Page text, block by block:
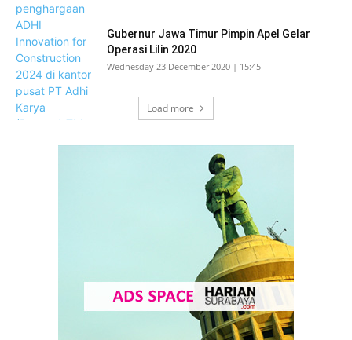
Gubernur Jawa Timur Pimpin Apel Gelar
Operasi Lilin 2020
Wednesday 23 December 2020 | 15:45
Load more